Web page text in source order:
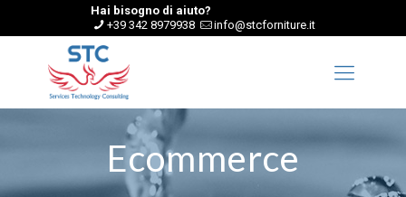
Hai bisogno di aiuto?
+39 342 8979938
info@stcforniture.it
Ecommerce